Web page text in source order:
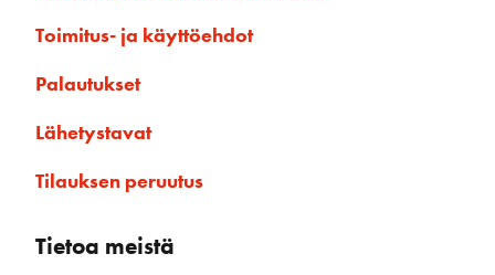
Toimitus- ja käyttöehdot
Palautukset
Lähetystavat
Tilauksen peruutus
Tietoa meistä